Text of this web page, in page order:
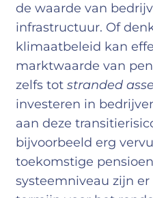
de waarde van
infrastructuur. Of
klimaatbeleid kan
marktwaarde van
zelfs tot stranded
investeren in
aan deze
bijvoorbeeld erg
toekomstige
systeemniveau zijn er